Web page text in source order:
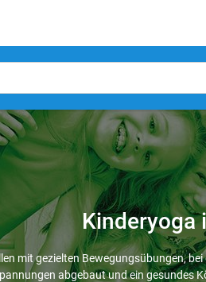
Kinderyoga
mit gezielten Bewegungsübungen,
abgebaut und ein gesundes